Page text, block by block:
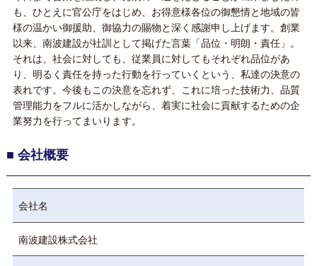
も、ひとえに官公庁をはじめ、お得意様各位の御懇情と地域の皆
様の温かい御援助、御協力の賜物と深く感謝申し上げます。創業
以来、南波建設が社訓として掲げた言葉「品位・明朗・責任」。
それは、社会に対しても、従業員に対してもそれぞれ品位があ
り、明るく責任を持った行動を行っていくという、私達の決意の
表れです。今後もこの決意を忘れず、これに培った技術力、品質
管理能力をフルに活かしながら、着実に社会に貢献するための企
業努力を行ってまいります。
■ 会社概要
会社名
南波建設株式会社